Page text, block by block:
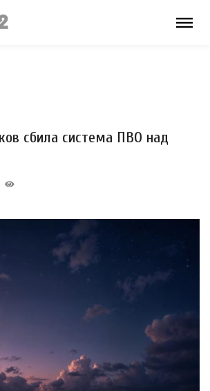
сбила система ПВО над